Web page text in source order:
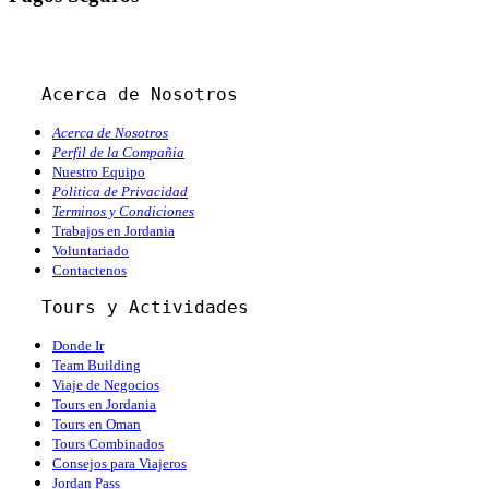
Acerca de Nosotros
Acerca de Nosotros
Perfil de la Compañia
Nuestro Equipo
Politica de Privacidad
Terminos y Condiciones
Trabajos en Jordania
Voluntariado
Contactenos
Tours y Actividades
Donde Ir
Team Building
Viaje de Negocios
Tours en Jordania
Tours en Oman
Tours Combinados
Consejos para Viajeros
Jordan Pass